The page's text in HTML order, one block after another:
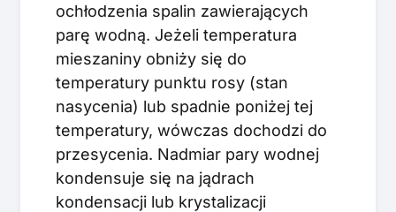
ochłodzenia spalin zawierających
parę wodną. Jeżeli temperatura
mieszaniny obniży się do
temperatury punktu rosy (stan
nasycenia) lub spadnie poniżej tej
temperatury, wówczas dochodzi do
przesycenia. Nadmiar pary wodnej
kondensuje się na jądrach
kondensacji lub krystalizacji